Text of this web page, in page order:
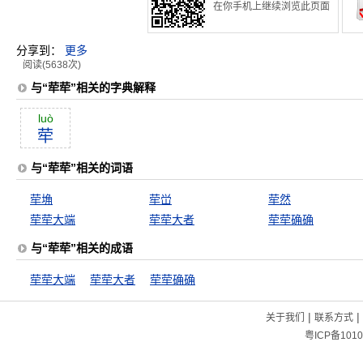
在你手机上继续浏览此页面
分享到： 更多
阅读(5638次)
与“荦荦”相关的字典解释
luò
荦
与“荦荦”相关的词语
荦埆 荦峃
荦然
荦荦大端
荦荦大者 荦荦确确
与“荦荦”相关的成语
荦荦大端 荦荦大者 荦荦确确
关于我们 | 联系方式|
粤ICP备